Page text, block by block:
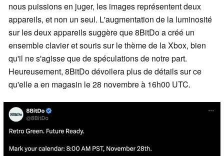
nous puissions en juger, les images représentent deux
appareils, et non un seul. L'augmentation de la luminosité
sur les deux appareils suggère que 8BitDo a créé un
ensemble clavier et souris sur le thème de la Xbox, bien
qu'il ne s'agisse que de spéculations de notre part.
Heureusement, 8BitDo dévoilera plus de détails sur ce
qu'elle a en magasin le 28 novembre à 16h00 UTC.